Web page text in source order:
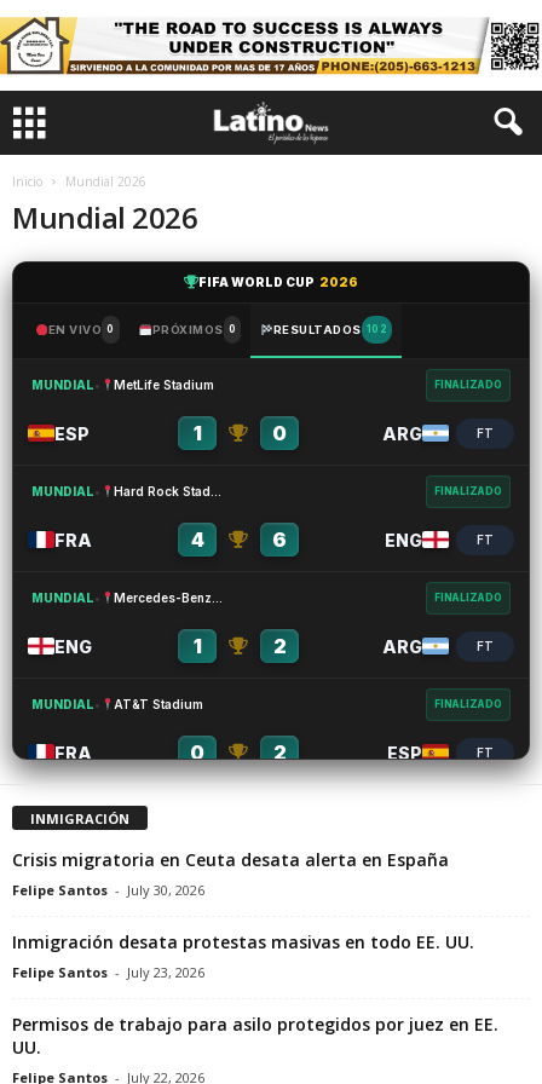
Inicio Mundial 2026
Mundial 2026
FIFA WORLD CUP 2026
EN VIVO 0 PRÓXIMOS 0 RESULTADOS 102
MUNDIAL• MetLife Stadium FINALIZADO
ESP 1 0 ARG FT
MUNDIAL• FINALIZADO
FRA 4 6 ENG FT
MUNDIAL• FINALIZADO
ENG 1 2 ARG FT
MUNDIAL• AT&T Stadium FINALIZADO
FRA 0 2 ESP FT
MUNDIAL•
ARG 3 1 SUI
NOR 1
MUNDIAL • SoFi Stadium FINALIZADO
ESP 2
INMIGRACIÓN
Crisis migratoria en Ceuta desata alerta en España
Felipe Santos - July 30, 2026
Inmigración desata protestas masivas en todo EE. UU.
Felipe Santos - July 23, 2026
Permisos de trabajo para asilo protegidos por juez en EE.
UU.
Felipe Santos - July 22, 2026